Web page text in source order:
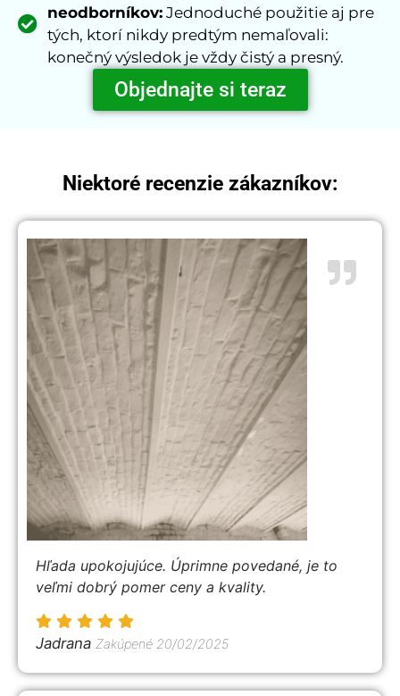
neodborníkov:Jednoduché použitie aj pre
tých, ktorí nikdy predtým nemaľovali:
konečný výsledok je vždy čistý a presný.
Objednajte si teraz
Niektoré recenzie zákazníkov:
Hľada upokojujúce. Úprimne povedané, je to
veľmi dobrý pomer ceny a kvality.
Jadrana Zakúpené 20/02/2025